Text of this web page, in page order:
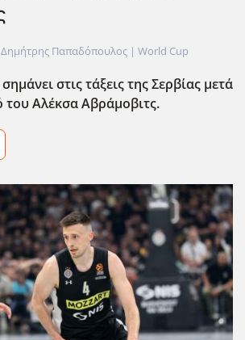
Παπαδόπουλος | World Cup
στις τάξεις της Σερβίας μετά
του Αλέκσα Αβράμοβιτς.